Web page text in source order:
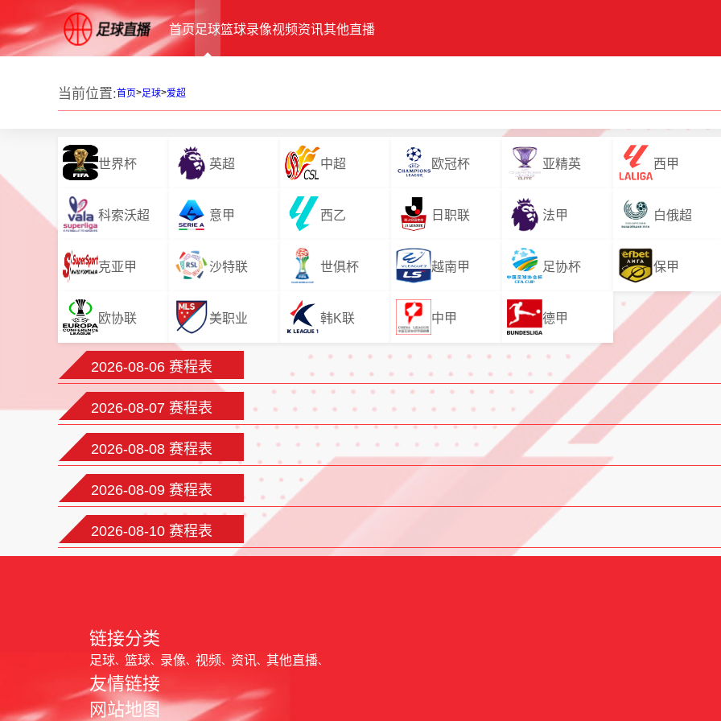
首页足球篮球录像视频资讯其他直播
当前位置:首页>足球>爱超
世界杯 英超 中超 欧冠杯 亚精英 西甲
科索沃超 意甲 西乙 日职联 法甲 白俄超
克亚甲 沙特联 世俱杯 越南甲 足协杯 保甲
欧协联 美职业 韩K联 中甲 德甲
2026-08-06 赛程表
2026-08-07 赛程表
2026-08-08 赛程表
2026-08-09 赛程表
2026-08-10 赛程表
链接分类
足球 篮球 录像 视频 资讯 其他直播
友情链接
网站地图